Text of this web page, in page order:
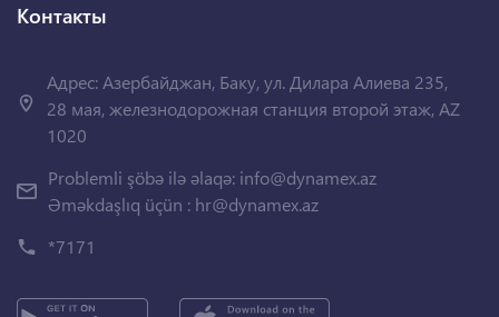
Контакты
Адрес: Азербайджан, Баку, ул. Дилара Алиева 235,
28 мая, железнодорожная станция второй этаж, AZ
1020
Problemli şöbə ilə əlaqə: info@dynamex.az
Əməkdaşlıq üçün : hr@dynamex.az
*7171